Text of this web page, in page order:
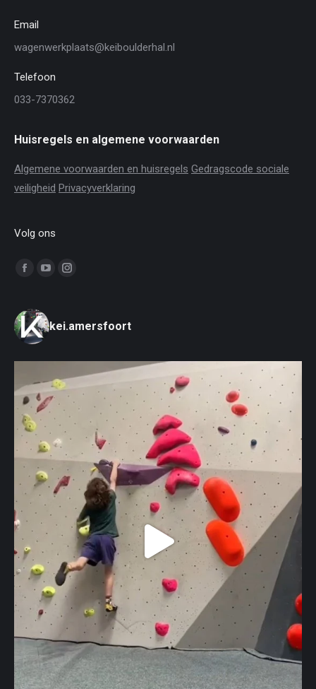
Email
wagenwerkplaats@keiboulderhal.nl
Telefoon
033-7370362
Huisregels en algemene voorwaarden
Algemene voorwaarden en huisregels Gedragscode sociale
veiligheid Privacyverklaring
Volg ons
Vind ons op:
Facebook
opens
in
YouTube
opens
in
Instagram
in
kei.amersfoort